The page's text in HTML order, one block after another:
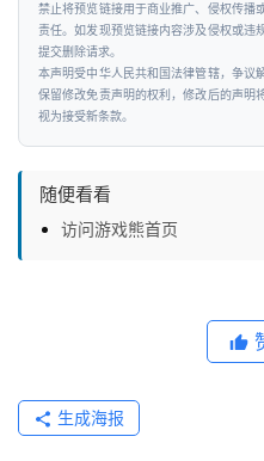
禁止将预览链接用于商业推广、侵权传播
责任。如发现预览链接内容涉及侵权或违
提交删除请求。
本声明受中华人民共和国法律管辖，争议
保留修改免责声明的权利，修改后的声明
视为接受新条款。
随便看看
访问游戏熊首页
生成海报